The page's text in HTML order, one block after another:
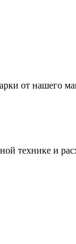
от нашего
технике и